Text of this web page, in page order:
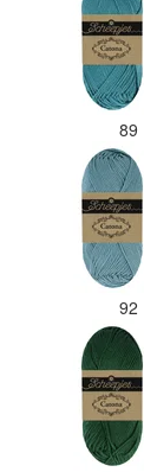
89
92